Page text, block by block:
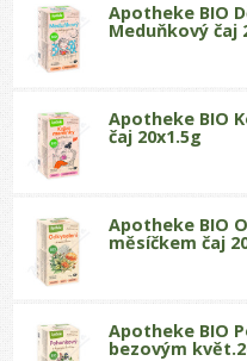
Apotheke BIO
Meduňkový čaj
Apotheke BIO
čaj 20x1.5g
Apotheke BIO
měsíčkem čaj
Apotheke BIO
bezovým